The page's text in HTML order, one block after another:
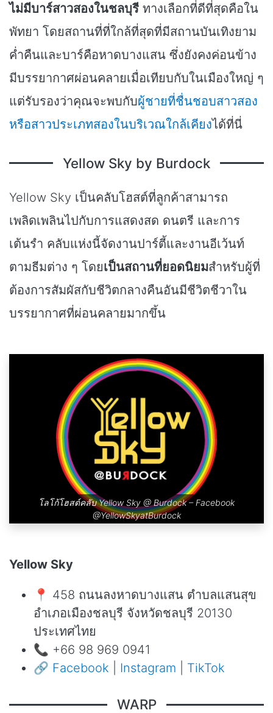
ไม่มีบาร์สาวสองในชลบุรี ทางเลือกที่ดีที่สุดคือใน
พัทยา โดยสถานที่ที่ใกล้ที่สุดที่มีสถานบันเทิงยาม
ค่ำคืนและบาร์คือหาดบางแสน ซึ่งยังคงค่อนข้าง
มีบรรยากาศผ่อนคลายเมื่อเทียบกับในเมืองใหญ่ ๆ
แต่รับรองว่าคุณจะพบกับผู้ชายที่ชื่นชอบสาวสอง
หรือสาวประเภทสองในบริเวณใกล้เคียงได้ที่นี่
Yellow Sky by Burdock
Yellow Sky เป็นคลับโฮสต์ที่ลูกค้าสามารถ
เพลิดเพลินไปกับการแสดงสด ดนตรี และการ
เต้นรำ คลับแห่งนี้จัดงานปาร์ตี้และงานอีเว้นท์
ตามธีมต่าง ๆ โดยเป็นสถานที่ยอดนิยมสำหรับผู้ที่
ต้องการสัมผัสกับชีวิตกลางคืนอันมีชีวิตชีวาใน
บรรยากาศที่ผ่อนคลายมากขึ้น
โลโก้โฮสต์คลับ Yellow Sky @ Burdock – Facebook
@YellowSkyatBurdock
Yellow Sky
📍 458 ถนนลงหาดบางแสน ตำบลแสนสุข
อำเภอเมืองชลบุรี จังหวัดชลบุรี 20130
ประเทศไทย
📞 +66 98 969 0941
🔗 Facebook Instagram TikTok
WARP